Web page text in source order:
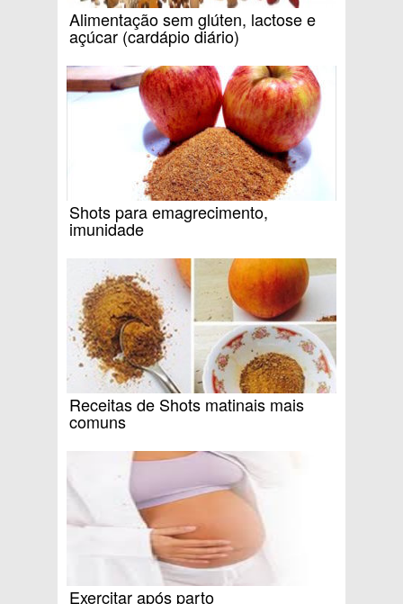
Alimentação sem glúten, lactose e
açúcar (cardápio diário)
Shots para emagrecimento,
imunidade
Receitas de Shots matinais mais
comuns
Exercitar após parto